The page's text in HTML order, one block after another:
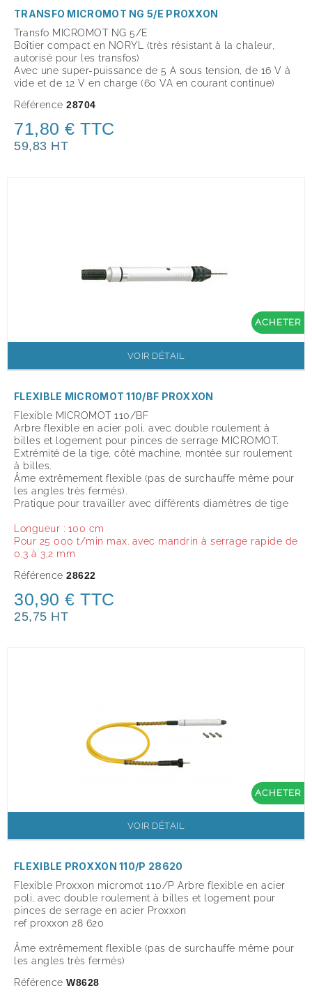
TRANSFO MICROMOT NG 5/E PROXXON
Transfo MICROMOT NG 5/E
Boîtier compact en NORYL (très résistant à la chaleur,
autorisé pour les transfos)
Avec une super-puissance de 5 A sous tension, de 16 V à
vide et de 12 V en charge (60 VA en courant continue)
Référence 28704
71,80 € TTC
59,83 HT
ACHETER
VOIR DÉTAIL
FLEXIBLE MICROMOT 110/BF PROXXON
Flexible MICROMOT 110/BF
Arbre flexible en acier poli, avec double roulement à
billes et logement pour pinces de serrage MICROMOT.
Extrémité de la tige, côté machine, montée sur roulement
à billes.
Âme extrêmement flexible (pas de surchauffe même pour
les angles très fermés).
Pratique pour travailler avec différents diamètres de tige
Longueur : 100 cm
Pour 25 000 t/min max. avec mandrin à serrage rapide de
0,3 à 3,2 mm
Référence 28622
30,90 € TTC
25,75 HT
ACHETER
VOIR DÉTAIL
FLEXIBLE PROXXON 110/P 28620
Flexible Proxxon micromot 110/P Arbre flexible en acier
poli, avec double roulement à billes et logement pour
pinces de serrage en acier Proxxon
ref proxxon 28 620
Âme extrêmement flexible (pas de surchauffe même pour
les angles très fermés)
Référence W8628